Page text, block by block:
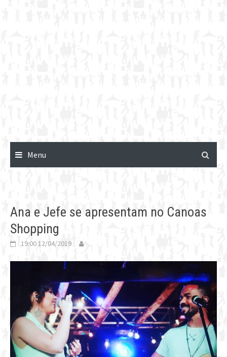
Menu
Ana e Jefe se apresentam no Canoas
Shopping
19:00 12/04/2019